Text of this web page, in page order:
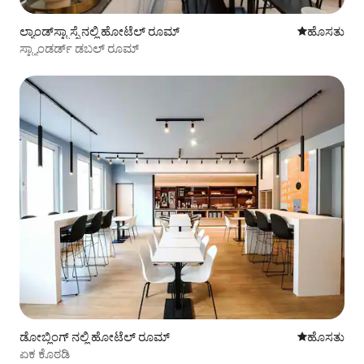
ಲ್ಯಾಂಡ್‌ಸ್ಟ್ರಾಸ್ಸೆ ನಲ್ಲಿ ಹೋಟೆಲ್ ರೂಮ್ ವಾಸ್ತವ್ಯ
ಹೊಸತು
ಸ್ಟ್ಯಾಂಡರ್ಡ್ ಡಬಲ್ ರೂಮ್
ಡೋಬ್ಲಿಂಗ್ ನಲ್ಲಿ ಹೋಟೆಲ್ ರೂಮ್ ವಾಸ್ತವ್ಯ
ಹೊಸತು
ಏಕ ಕೊಠಡಿ